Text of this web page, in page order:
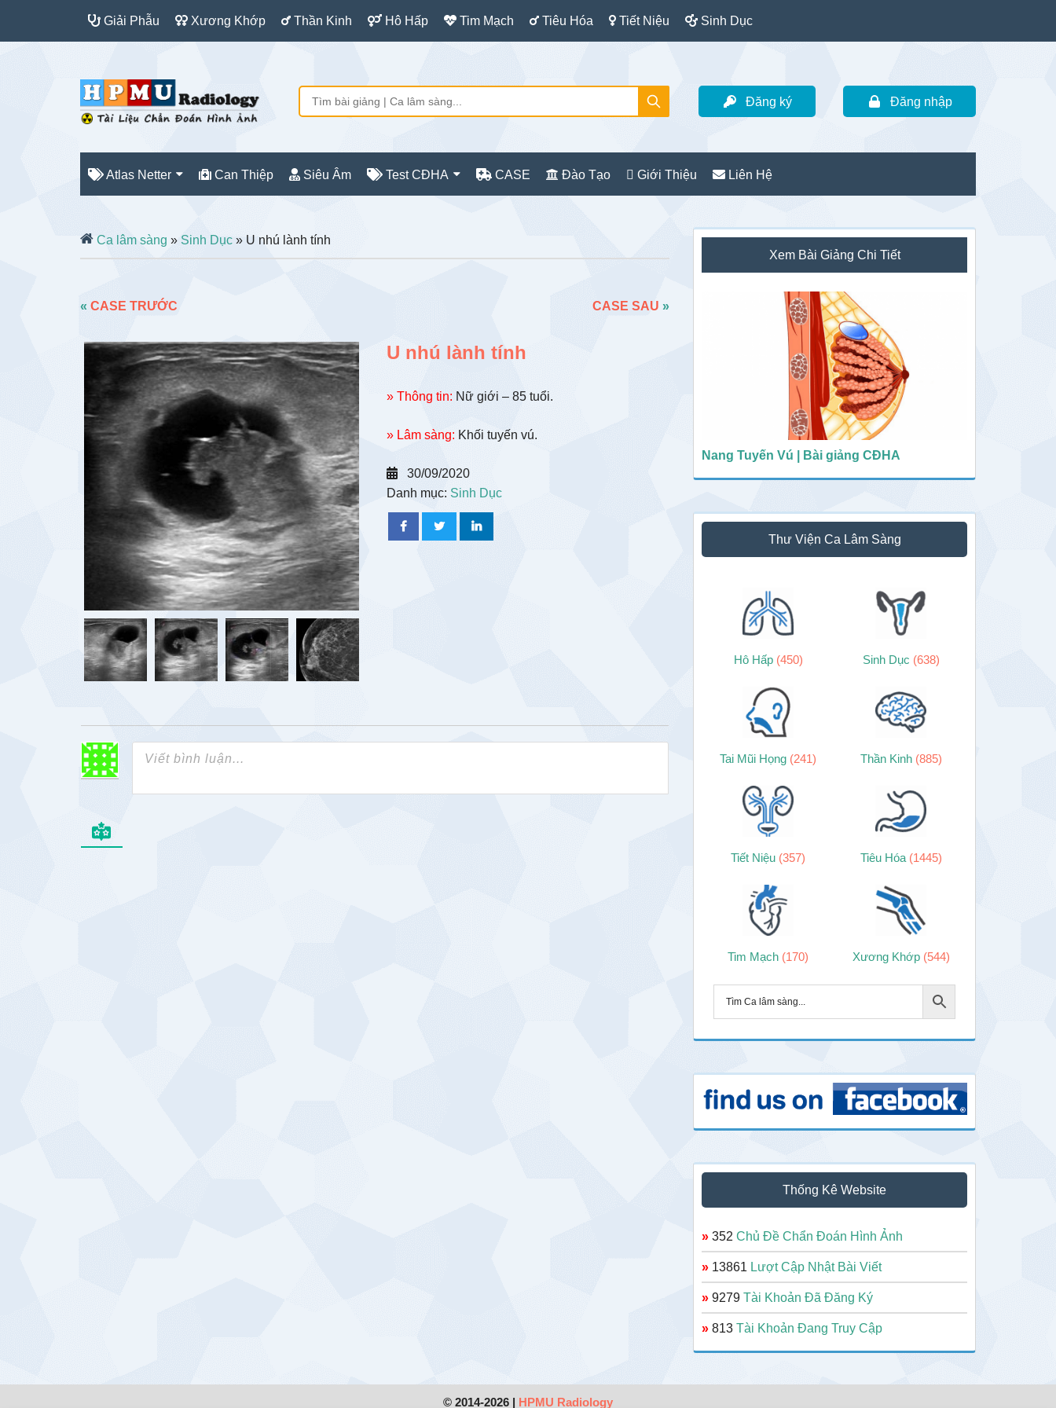
Giải Phẫu Xương Khớp Thần Kinh Hô Hấp Tim Mạch Tiêu Hóa Tiết Niệu Sinh Dục
Đăng ký Đăng nhập
Atlas Netter Can Thiệp Siêu Âm Test CĐHA CASE Đào Tạo Giới Thiệu Liên Hệ
Ca lâm sàng » Sinh Dục » U nhú lành tính
« CASE TRƯỚC CASE SAU »
U nhú lành tính
» Thông tin: Nữ giới – 85 tuổi.
» Lâm sàng: Khối tuyến vú.
30/09/2020
Danh mục: Sinh Dục
Sidebar
chính
Xem Bài Giảng Chi Tiết
Nang Tuyến Vú | Bài giảng CĐHA
Thư Viện Ca Lâm Sàng
Hô Hấp (450) Sinh Dục (638)
Tai Mũi Họng (241) Thần Kinh (885)
Tiết Niệu (357) Tiêu Hóa (1445)
Tim Mạch (170) Xương Khớp (544)
Thống Kê Website
» 352 Chủ Đề Chẩn Đoán Hình Ảnh
» 13861 Lượt Cập Nhật Bài Viết
» 9279 Tài Khoản Đã Đăng Ký
» 813 Tài Khoản Đang Truy Cập
© 2014-2026 | HPMU Radiology